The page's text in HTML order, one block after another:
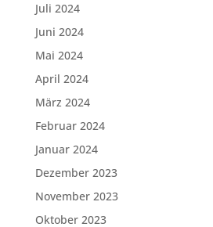
Juli 2024
Juni 2024
Mai 2024
April 2024
März 2024
Februar 2024
Januar 2024
Dezember 2023
November 2023
Oktober 2023